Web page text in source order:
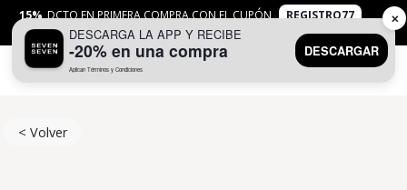
15% DCTO EN PRIMERA COMPRA CON EL CUPÓN
REGISTRO77
APLICANTYC
< Volver
DESCARGA LA APP Y RECIBE
-20% en una compra
Aplican Términos y Condiciones
DESCARGAR
✕